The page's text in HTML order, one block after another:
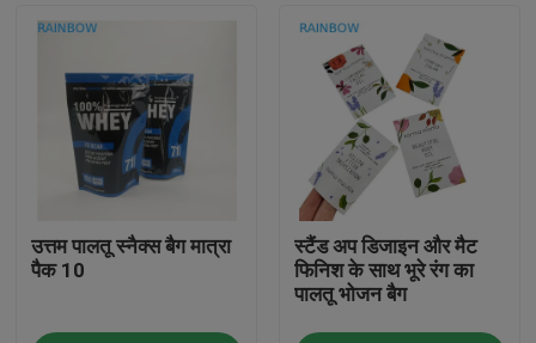
हमारे बारे में
हमसे संपर्क करें
समाचार
उत्तम पालतू स्नैक्स बैग मात्रा
पैक 10
स्टैंड अप डिजाइन और मैट
फिनिश के साथ भूरे रंग का
पालतू भोजन बैग